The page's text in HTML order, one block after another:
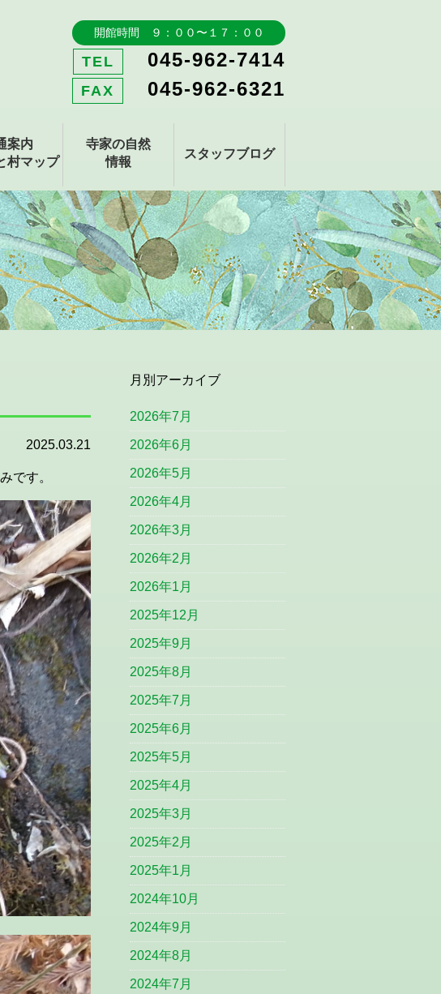
開館時間 ９：００〜１７：００
TEL 045-962-7414
FAX 045-962-6321
案内
村マップ
寺家の自然
情報
スタッフブログ
2025.03.21
です。
月別アーカイブ
2026年7月
2026年6月
2026年5月
2026年4月
2026年3月
2026年2月
2026年1月
2025年12月
2025年9月
2025年8月
2025年7月
2025年6月
2025年5月
2025年4月
2025年3月
2025年2月
2025年1月
2024年10月
2024年9月
2024年8月
2024年7月